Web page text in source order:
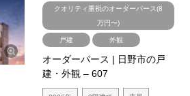
クオリティ重視のオーダーパース(8
万円〜)
戸建 外観
オーダーパース | 日野市の戸
建・外観 – 607